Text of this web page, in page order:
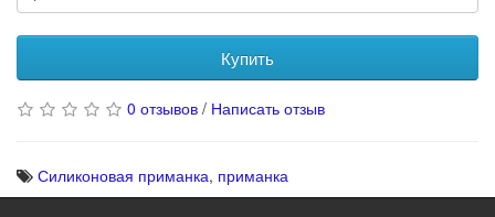
Купить
0 отзывов / Написать отзыв
Силиконовая приманка, приманка